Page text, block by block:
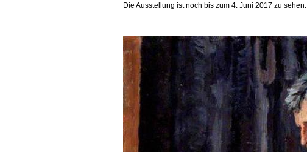
Die Ausstellung ist noch bis zum 4. Juni 2017 zu sehen.